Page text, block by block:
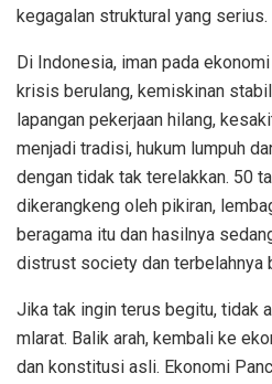
kegagalan struktural yang serius.
Di Indonesia, iman pada
krisis berulang, kemiskinan
lapangan pekerjaan hilang,
menjadi tradisi, hukum lumpuh
dengan tidak tak terelakkan. 50
dikerangkeng oleh pikiran,
beragama itu dan hasilnya
distrust society dan terbelahnya
Jika tak ingin terus begitu, tidak
mlarat. Balik arah, kembali ke
dan konstitusi asli. Ekonomi